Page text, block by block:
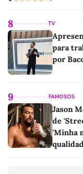
8 TV
para
por
9 FAMOSOS
Jason
de
'Minha